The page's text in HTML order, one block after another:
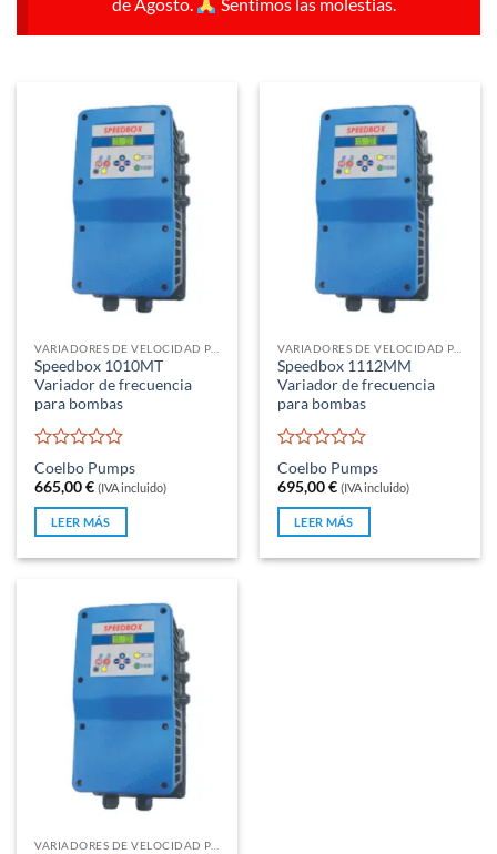
VARIADORES DE VELOCIDAD PARA BOMBAS DE AGUA
Speedbox 1010MT
Variador de frecuencia
para bombas
Valorado
con
0
de
5
Coelbo Pumps
665,00€ (IVA incluido)
LEER MÁS
VARIADORES DE VELOCIDAD PARA BOMBAS DE AGUA
Speedbox 1112MM
Variador de frecuencia
para bombas
Valorado
con
0
de
5
Coelbo Pumps
695,00€ (IVA incluido)
LEER MÁS
VARIADORES DE VELOCIDAD PARA BOMBAS DE AGUA